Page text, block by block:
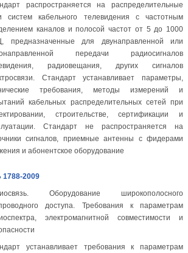
распространяется на распределительные
систем кабельного телевидения с частотным
каналов и полосой частот от 5 до 1000
предназначенные для двунаправленной или
передачи радиосигналов
радиовещания, других сигналов
Стандарт устанавливает параметры,
требования, методы измерений и
кабельных распределительных сетей при
строительстве, сертификации и
Стандарт не распространяется на
сигналов, приемные антенны с фидерами
и абонентское оборудование
1788-2009
Оборудование широкополосного
доступа. Требования к параметрам
электромагнитной совместимости и
устанавливает требования к параметрам